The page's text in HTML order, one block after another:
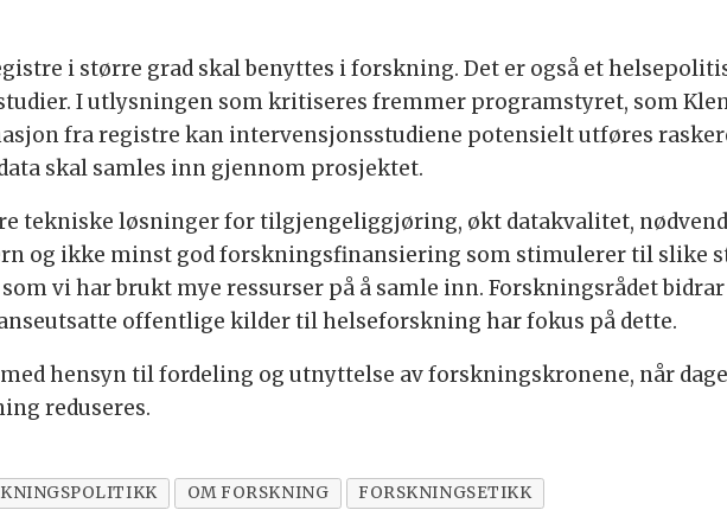
i større grad skal benyttes i forskning. Det er også et
I utlysningen som kritiseres fremmer programstyret, som
fra registre kan intervensjonsstudiene potensielt utføres
skal samles inn gjennom prosjektet.
tekniske løsninger for tilgjengeliggjøring, økt datakvalitet,
og ikke minst god forskningsfinansiering som stimulerer til slike
vi har brukt mye ressurser på å samle inn. Forskningsrådet
offentlige kilder til helseforskning har fokus på dette.
hensyn til fordeling og utnyttelse av forskningskronene, når
reduseres.
OM FORSKNING FORSKNINGSETIKK